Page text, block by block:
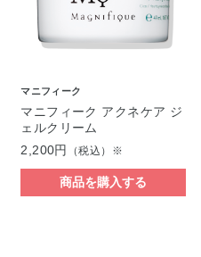
マニフィーク
マニフィーク アクネケア ジ
ェルクリーム
2,200円
（税込）※
商品を購入する